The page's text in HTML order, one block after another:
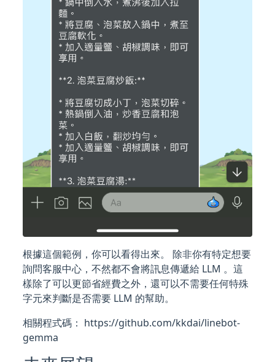
根據這個範例，你可以看得出來。 除非你有特定想要
詢問客服中心，不然都不會將訊息傳遞給 LLM 。這
樣除了可以更節省經費之外，還可以不需要任何特殊
字元來判斷是否需要 LLM 的幫助。
相關程式碼： https://github.com/kkdai/linebot-
gemma